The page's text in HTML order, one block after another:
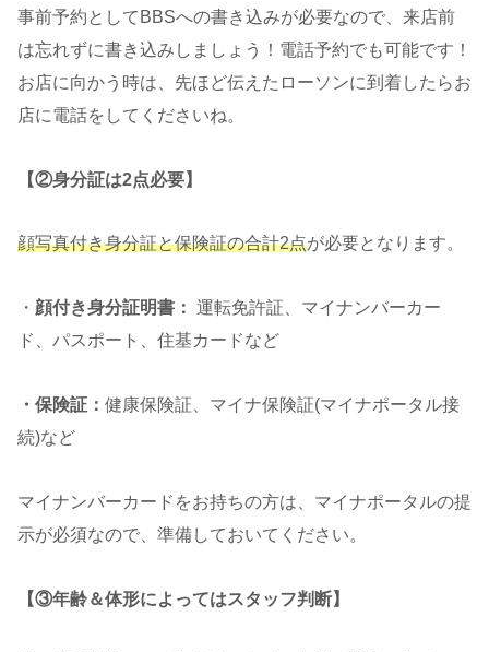
事前予約としてBBSへの書き込みが必要なので、来店前
は忘れずに書き込みしましょう！電話予約でも可能です！
お店に向かう時は、先ほど伝えたローソンに到着したらお
店に電話をしてくださいね。
【②身分証は2点必要】
顔写真付き身分証と保険証の合計2点が必要となります。
・ 顔付き身分証明書： 運転免許証、マイナンバーカー
ド、パスポート、住基カードなど
・保険証： 健康保険証、マイナ保険証(マイナポータル接
続)など
マイナンバーカードをお持ちの方は、マイナポータルの提
示が必須なので、準備しておいてください。
【③年齢＆体形によってはスタッフ判断】